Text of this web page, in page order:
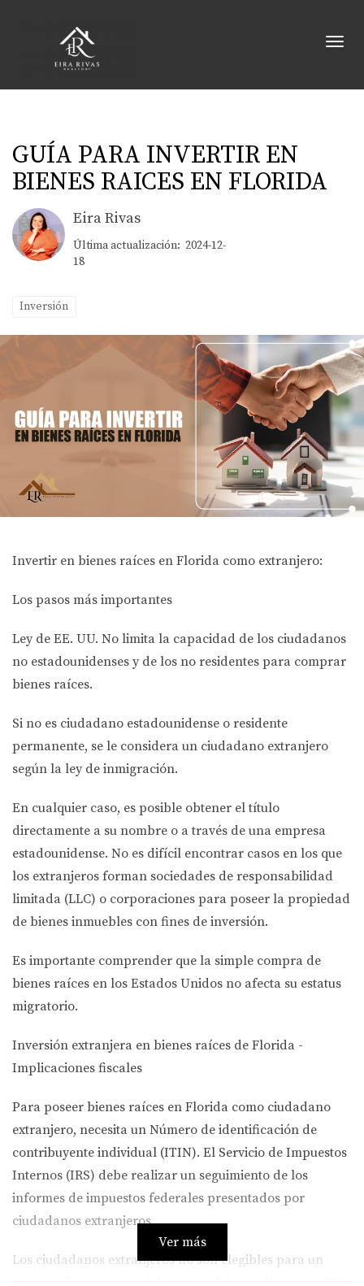
GUÍA PARA INVERTIR EN
BIENES RAICES EN FLORIDA
Eira Rivas
Última actualización: 2024-12-
18
Inversión
Invertir en bienes raíces en Florida como extranjero:
Los pasos más importantes
Ley de EE. UU. No limita la capacidad de los ciudadanos
no estadounidenses y de los no residentes para comprar
bienes raíces.
Si no es ciudadano estadounidense o residente
permanente, se le considera un ciudadano extranjero
según la ley de inmigración.
En cualquier caso, es posible obtener el título
directamente a su nombre o a través de una empresa
estadounidense. No es difícil encontrar casos en los que
los extranjeros forman sociedades de responsabilidad
limitada (LLC) o corporaciones para poseer la propiedad
de bienes inmuebles con fines de inversión.
Es importante comprender que la simple compra de
bienes raíces en los Estados Unidos no afecta su estatus
migratorio.
Inversión extranjera en bienes raíces de Florida -
Implicaciones fiscales
Para poseer bienes raíces en Florida como ciudadano
extranjero, necesita un Número de identificación de
contribuyente individual (ITIN). El Servicio de Impuestos
Internos (IRS) debe realizar un seguimiento de los
informes de impuestos federales presentados por
ciudadanos extranjeros.
Los ciudadanos extranjeros no son elegibles para un
Ver más